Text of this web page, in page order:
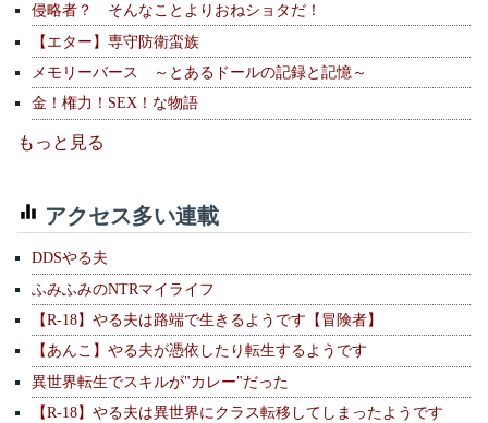
侵略者？ そんなことよりおねショタだ！
【エター】専守防衛蛮族
メモリーバース ～とあるドールの記録と記憶～
金！権力！SEX！な物語
もっと見る
アクセス多い連載
DDSやる夫
ふみふみのNTRマイライフ
【R-18】やる夫は路端で生きるようです【冒険者】
【あんこ】やる夫が憑依したり転生するようです
異世界転生でスキルが"カレー"だった
【R-18】やる夫は異世界にクラス転移してしまったようです